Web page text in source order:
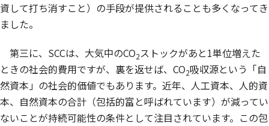
資して打ち消すこと）の手段が提供されることも多くなってき
ました。
第三に、SCCは、大気中のCO2ストックがあと1単位増えた
ときの社会的費用ですが、裏を返せば、CO2吸収源という「自
然資本」の社会的価値でもあります。近年、人工資本、人的資
本、自然資本の合計（包括的富と呼ばれています）が減ってい
ないことが持続可能性の条件として注目されています。この包